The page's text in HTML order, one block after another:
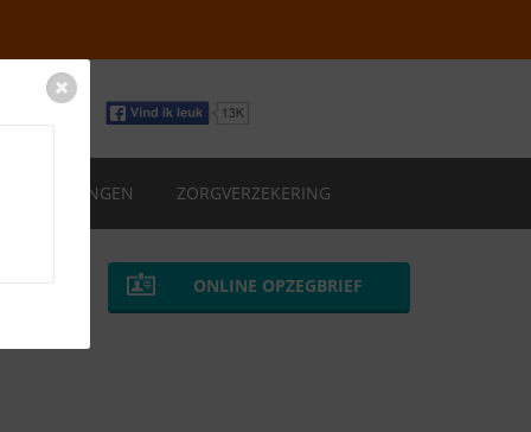
VERZEKERINGEN ZORGVERZEKERING
ONLINE OPZEGBRIEF